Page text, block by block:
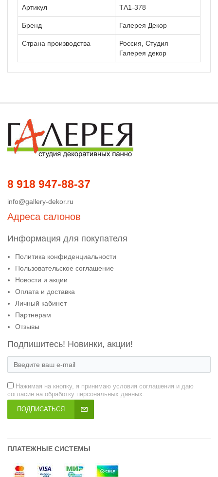
Артикул ТА1-378
Бренд Галерея Декор
Страна производства
Россия, Студия
Галерея декор
8 918 947-88-37
info@gallery-dekor.ru
Адреса салонов
Информация для покупателя
Политика конфиденциальности
Пользовательское соглашение
Новости и акции
Оплата и доставка
Личный кабинет
Партнерам
Отзывы
Подпишитесь! Новинки, акции!
Нажимая на кнопку, я принимаю условия соглашения и даю
согласие на обработку персональных данных.
ПОДПИСАТЬСЯ
ПЛАТЕЖНЫЕ СИСТЕМЫ